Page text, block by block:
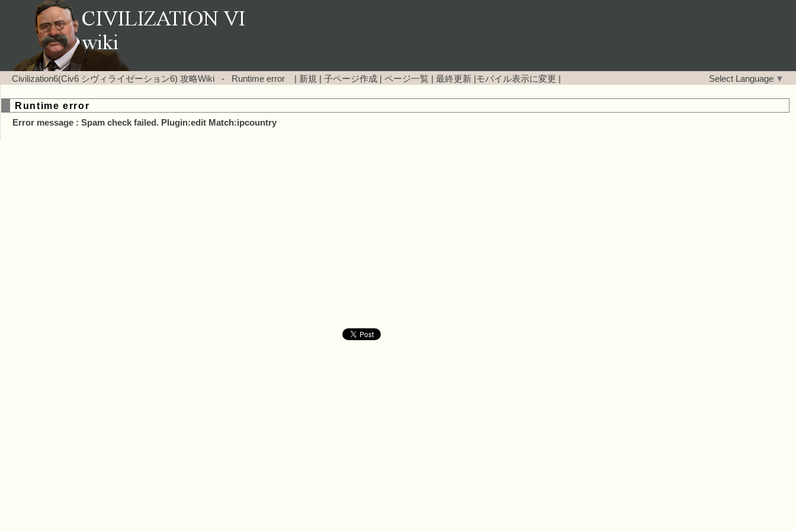
Civilization6(Civ6 シヴィライゼーション6) 攻略Wiki - Runtime error | 新規 子ページ作成 ページ一覧 最終更新 モバイル表示に変更 Select Language ▼
Runtime error
Error message : Spam check failed. Plugin:edit Match:ipcountry